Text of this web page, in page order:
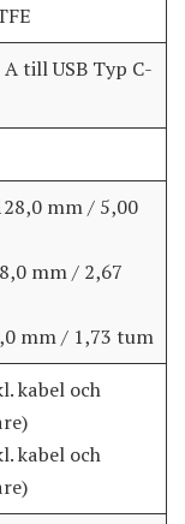
A till USB Typ C-
mm / 5,00
mm / 2,67
mm / 1,73 tum
kabel och
kabel och